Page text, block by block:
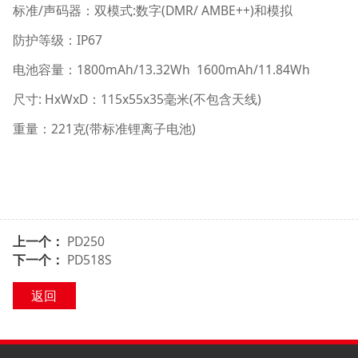
标准/声码器：双模式:数字(DMR/ AMBE++)和模拟
防护等级： IP67
电池容量： 1800mAh/13.32Wh 1600mAh/11.84Wh
尺寸: HxWxD： 115x55x35毫米(不包含天线)
重量： 221 克(带标准锂离子电池)
上一个： PD250
下一个： PD518S
返回